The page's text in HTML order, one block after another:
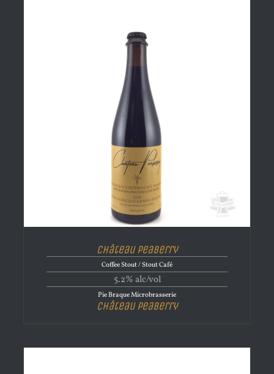
Château Peaberry
Coffee Stout / Stout Café
5.2% alc/vol
Pie Braque Microbrasserie
Château Peaberry